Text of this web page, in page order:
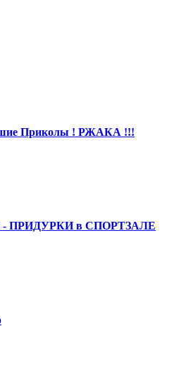
Приколы ! РЖАКА !!!
в СПОРТЗАЛЕ